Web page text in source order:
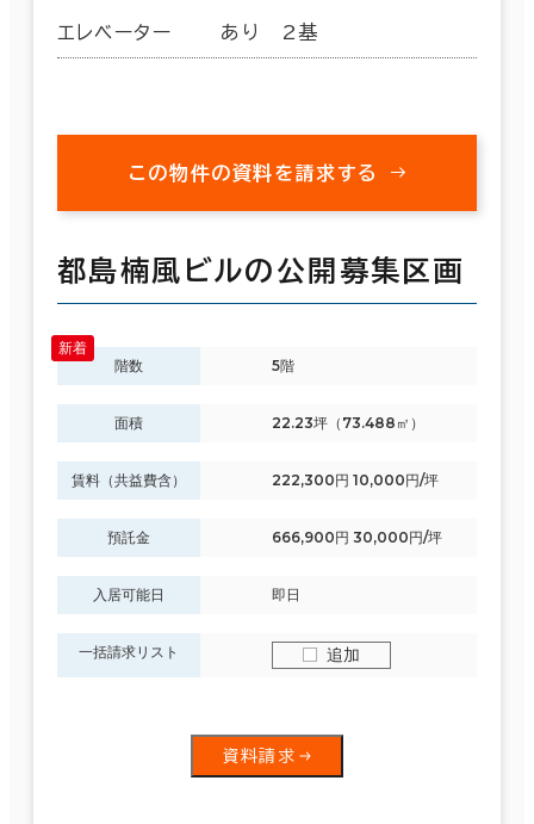
エレベーター あり 2基
この物件の資料を請求する
都島楠風ビルの公開募集区画
階数 5階
面積 22.23坪（73.488㎡）
賃料（共益費含） 222,300円 10,000円/坪
預託金 666,900円 30,000円/坪
入居可能日 即日
一括請求リスト 追加
資料請求